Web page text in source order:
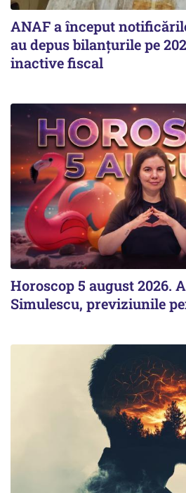
ANAF a început
au depus bilanțurile pe
inactive fiscal
Horoscop 5 august 2026.
Simulescu, previziunile